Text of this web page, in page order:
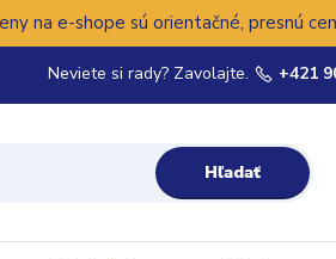
na e-shope sú orientačné, presnú
Hľadať
Neviete si rady? Zavolajte. +421